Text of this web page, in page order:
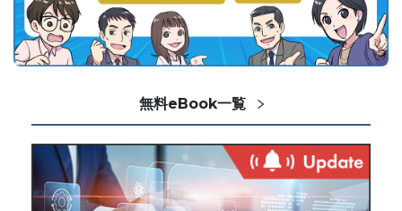
無料eBook一覧